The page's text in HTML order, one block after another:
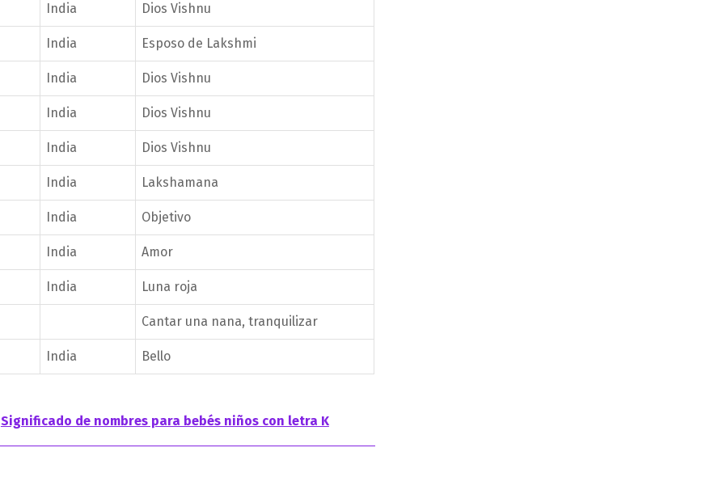
India Dios Vishnu
India Esposo de Lakshmi
India Dios Vishnu
India Dios Vishnu
India Dios Vishnu
India Lakshamana
India Objetivo
India Amor
India Luna roja
Cantar una nana, tranquilizar
India Bello
Significado de nombres para bebés niños con letra K